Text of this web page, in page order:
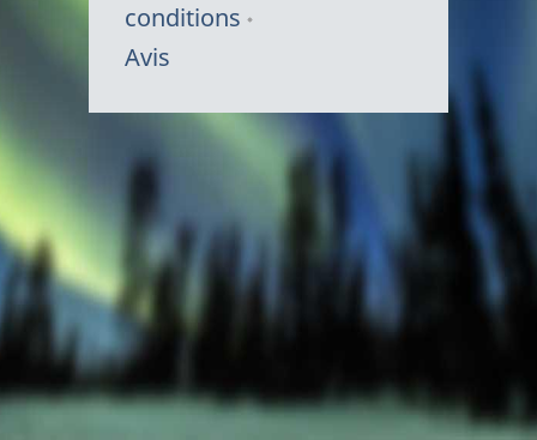
conditions
Avis
Canada